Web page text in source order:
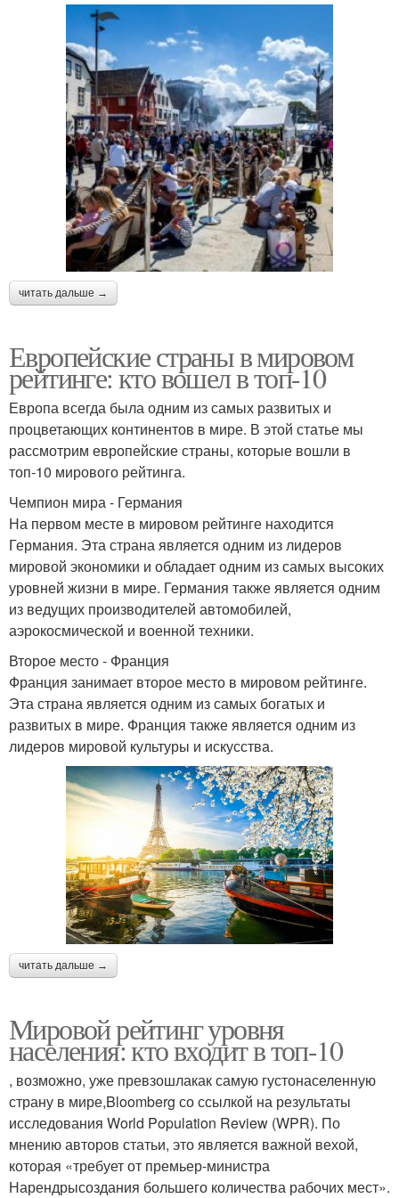
читать дальше →
Европейские страны в мировом
рейтинге: кто вошел в топ-10
Европа всегда была одним из самых развитых и
процветающих континентов в мире. В этой статье мы
рассмотрим европейские страны, которые вошли в
топ-10 мирового рейтинга.
Чемпион мира - Германия
На первом месте в мировом рейтинге находится
Германия. Эта страна является одним из лидеров
мировой экономики и обладает одним из самых высоких
уровней жизни в мире. Германия также является одним
из ведущих производителей автомобилей,
аэрокосмической и военной техники.
Второе место - Франция
Франция занимает второе место в мировом рейтинге.
Эта страна является одним из самых богатых и
развитых в мире. Франция также является одним из
лидеров мировой культуры и искусства.
читать дальше →
Мировой рейтинг уровня
населения: кто входит в топ-10
, возможно, уже превзошлакак самую густонаселенную
страну в мире,Bloomberg со ссылкой на результаты
исследования World Population Review (WPR). По
мнению авторов статьи, это является важной вехой,
которая «требует от премьер-министра
Нарендрысоздания большего количества рабочих мест».